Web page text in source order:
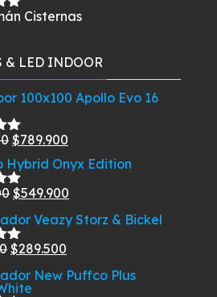
Cisternas
& LED INDOOR
100x100 Apollo Evo 16
El
precio
original
era:
$829.900.
$789.900
precio
es:
$789.900.
Hybrid Onyx Edition
El
precio
original
era:
$585.000.
$549.900
precio
actual
$549.900.
Veazy Storz & Bickel
El
precio
original
$289.500
precio
New Puffco Plus